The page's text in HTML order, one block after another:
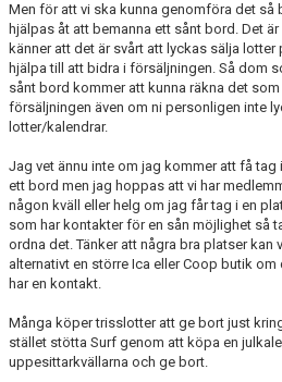
Men för att vi ska kunna genomföra det så
hjälpas åt att bemanna ett sånt bord. Det
känner att det är svårt att lyckas sälja lotter
hjälpa till att bidra i försäljningen. Så dom
sånt bord kommer att kunna räkna det
försäljningen även om ni personligen inte
lotter/kalendrar.
Jag vet ännu inte om jag kommer att få tag
ett bord men jag hoppas att vi har
någon kväll eller helg om jag får tag i en
som har kontakter för en sån möjlighet så
ordna det. Tänker att några bra platser kan
alternativt en större Ica eller Coop butik
har en kontakt.
Många köper trisslotter att ge bort just
stället stötta Surf genom att köpa en
uppesittarkvällarna och ge bort.